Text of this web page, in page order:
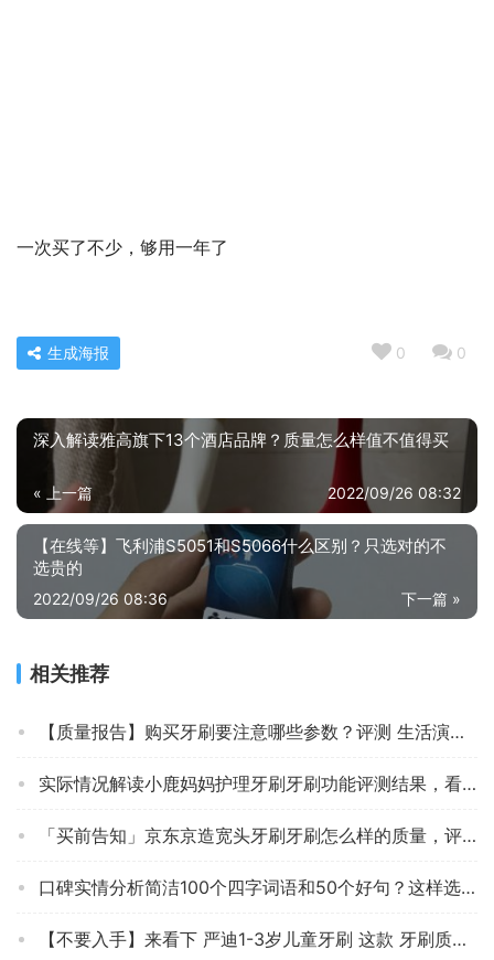
一次买了不少，够用一年了
0 0
生成海报
深入解读雅高旗下13个酒店品牌？质量怎么样值不值得买
« 上一篇 2022/09/26 08:32
【在线等】飞利浦S5051和S5066什么区别？只选对的不
选贵的
下一篇 »
2022/09/26 08:36
相关推荐
【质量报告】购买牙刷要注意哪些参数？评测 生活演义牙刷软毛家用小刷头情侣牙刷套装深层清洁护龈 【308款】1支 怎么样？好用吗？
实际情况解读小鹿妈妈护理牙刷牙刷功能评测结果，看看买家怎么样评价的
「买前告知」京东京造宽头牙刷牙刷怎么样的质量，评测为什么这样？
口碑实情分析简洁100个四字词语和50个好句？这样选不盲目
【不要入手】来看下 严迪1-3岁儿童牙刷 这款 牙刷质量真的忽悠？评测怎么样！